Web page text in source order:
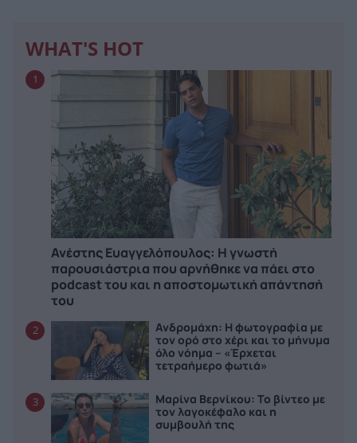
WHAT'S HOT
1
Ανέστης Ευαγγελόπουλος: Η γνωστή
παρουσιάστρια που αρνήθηκε να πάει στο
podcast του και η αποστομωτική απάντησή
του
2
Ανδρομάχη: Η φωτογραφία με
τον ορό στο χέρι και το μήνυμα
όλο νόημα – «Έρχεται
τετραήμερο φωτιά»
3
Μαρίνα Βερνίκου: Το βίντεο με
τον λαγοκέφαλο και η
συμβουλή της